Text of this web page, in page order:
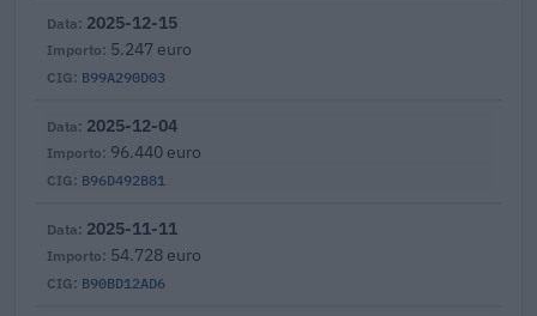
B99A290D03
2025-12-15
5.247 euro
B96D492B81
2025-12-04
96.440 euro
B90BD12AD6
2025-11-11
54.728 euro